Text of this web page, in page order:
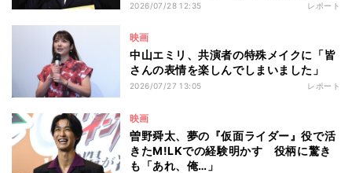
知らない、』完成披露舞台挨拶
2026/07/28 12:35 レポート
映画
中山エミリ、共演者の特殊メイクに「皆
さんの表情を楽しんでしまいました」
2026/07/27 13:05 レポート
映画
曽野舜太、夢の『仮面ライダー』役で活
きたM!LKでの経験明かす 役柄に驚き
も「あれ、俺…」